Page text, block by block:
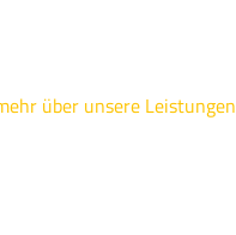
über unsere Leistungen